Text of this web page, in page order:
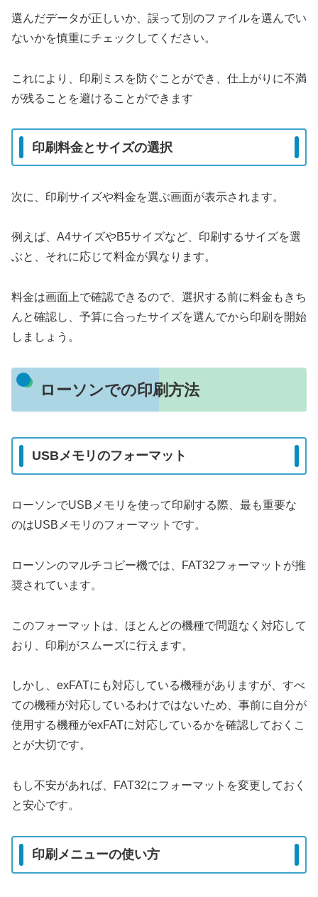
選んだデータが正しいか、誤って別のファイルを選んでい
ないかを慎重にチェックしてください。
これにより、印刷ミスを防ぐことができ、仕上がりに不満
が残ることを避けることができます
印刷料金とサイズの選択
次に、印刷サイズや料金を選ぶ画面が表示されます。
例えば、A4サイズやB5サイズなど、印刷するサイズを選
ぶと、それに応じて料金が異なります。
料金は画面上で確認できるので、選択する前に料金もきち
んと確認し、予算に合ったサイズを選んでから印刷を開始
しましょう。
ローソンでの印刷方法
USBメモリのフォーマット
ローソンでUSBメモリを使って印刷する際、最も重要な
のはUSBメモリのフォーマットです。
ローソンのマルチコピー機では、FAT32フォーマットが推
奨されています。
このフォーマットは、ほとんどの機種で問題なく対応して
おり、印刷がスムーズに行えます。
しかし、exFATにも対応している機種がありますが、すべ
ての機種が対応しているわけではないため、事前に自分が
使用する機種がexFATに対応しているかを確認しておくこ
とが大切です。
もし不安があれば、FAT32にフォーマットを変更しておく
と安心です。
印刷メニューの使い方